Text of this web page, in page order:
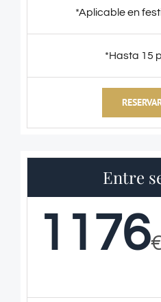
*Aplicable en
*Hasta 15
Entre
1176